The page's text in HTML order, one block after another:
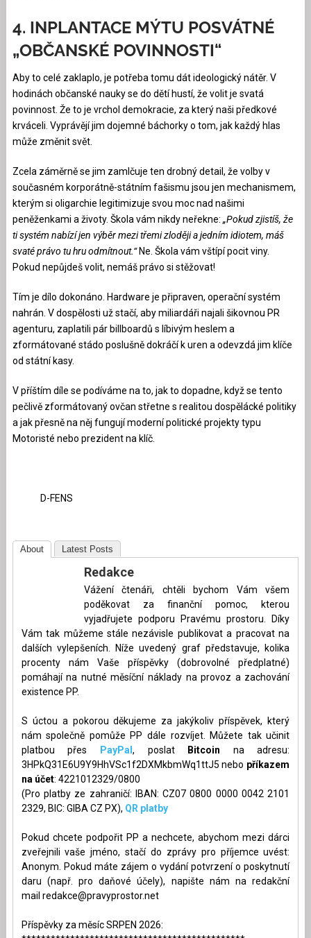
4. INPLANTACE MÝTU POSVÁTNÉ
„OBČANSKÉ POVINNOSTI“
Aby to celé zaklaplo, je potřeba tomu dát ideologický nátěr. V
hodinách občanské nauky se do dětí hustí, že volit je svatá
povinnost. Že to je vrchol demokracie, za který naši předkové
krváceli. Vyprávějí jim dojemné báchorky o tom, jak každý hlas
může změnit svět.
Zcela záměrně se jim zamlčuje ten drobný detail, že volby v
současném korporátně-státním fašismu jsou jen mechanismem,
kterým si oligarchie legitimizuje svou moc nad našimi
peněženkami a životy. Škola vám nikdy neřekne: „Pokud zjistíš, že
ti systém nabízí jen výběr mezi třemi zloději a jedním idiotem, máš
svaté právo tu hru odmítnout.“Ne. Škola vám vštípí pocit viny.
Pokud nepůjdeš volit, nemáš právo si stěžovat!
Tím je dílo dokonáno. Hardware je připraven, operační systém
nahrán. V dospělosti už stačí, aby miliardáři najali šikovnou PR
agenturu, zaplatili pár billboardů s líbivým heslem a
zformátované stádo poslušně dokráčí k uren a odevzdá jim klíče
od státní kasy.
V příštím díle se podíváme na to, jak to dopadne, když se tento
pečlivě zformátovaný ovčan střetne s realitou dospělácké politiky
a jak přesně na něj fungují moderní politické projekty typu
Motoristé nebo prezident na klíč.
D-FENS
About Latest Posts
Redakce
Vážení čtenáři, chtěli bychom Vám všem
poděkovat za finanční pomoc, kterou
vyjadřujete podporu Pravému prostoru. Díky
Vám tak můžeme stále nezávisle publikovat a pracovat na
dalších vylepšeních. Níže uvedený graf představuje, kolika
procenty nám Vaše příspěvky (dobrovolné předplatné)
pomáhají na nutné měsíční náklady na provoz a zachování
existence PP.
S úctou a pokorou děkujeme za jakýkoliv příspěvek, který
nám společně pomůže PP dále rozvíjet. Můžete tak učinit
platbou přes
PayPal , poslat Bitcoin na adresu:
3HPkQ31E6U9Y9HhVSc1f2DXMkbmWq1ttJ5 nebo příkazem
na účet: 4221012329/0800
(Pro platby ze zahraničí: IBAN: CZ07 0800 0000 0042 2101
2329, BIC: GIBA CZ PX), QR platby
Pokud chcete podpořit PP a nechcete, abychom mezi dárci
zveřejnili vaše jméno, stačí do zprávy pro příjemce uvést:
Anonym. Pokud máte zájem o vydání potvrzení o poskytnutí
daru (např. pro daňové účely), napište nám na redakční
mail redakce@pravyprostor.net
Příspěvky za měsíc SRPEN 2026: